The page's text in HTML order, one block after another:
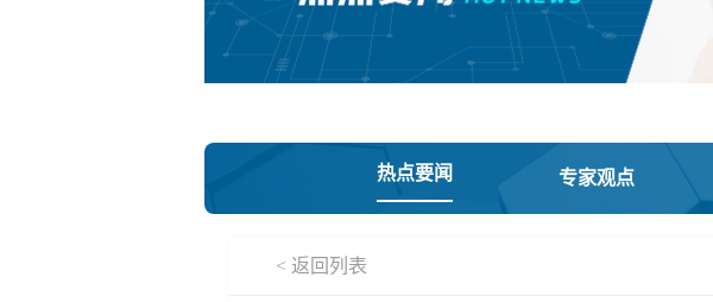
热点要闻 专家观点
< 返回列表